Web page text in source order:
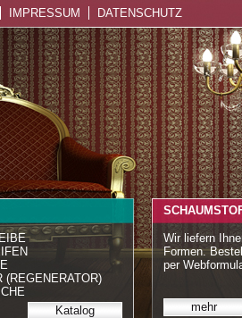
IMPRESSUM DATENSCHUTZ
(REGENERATOR)
Katalog
Wir liefern
Formen.
per
mehr